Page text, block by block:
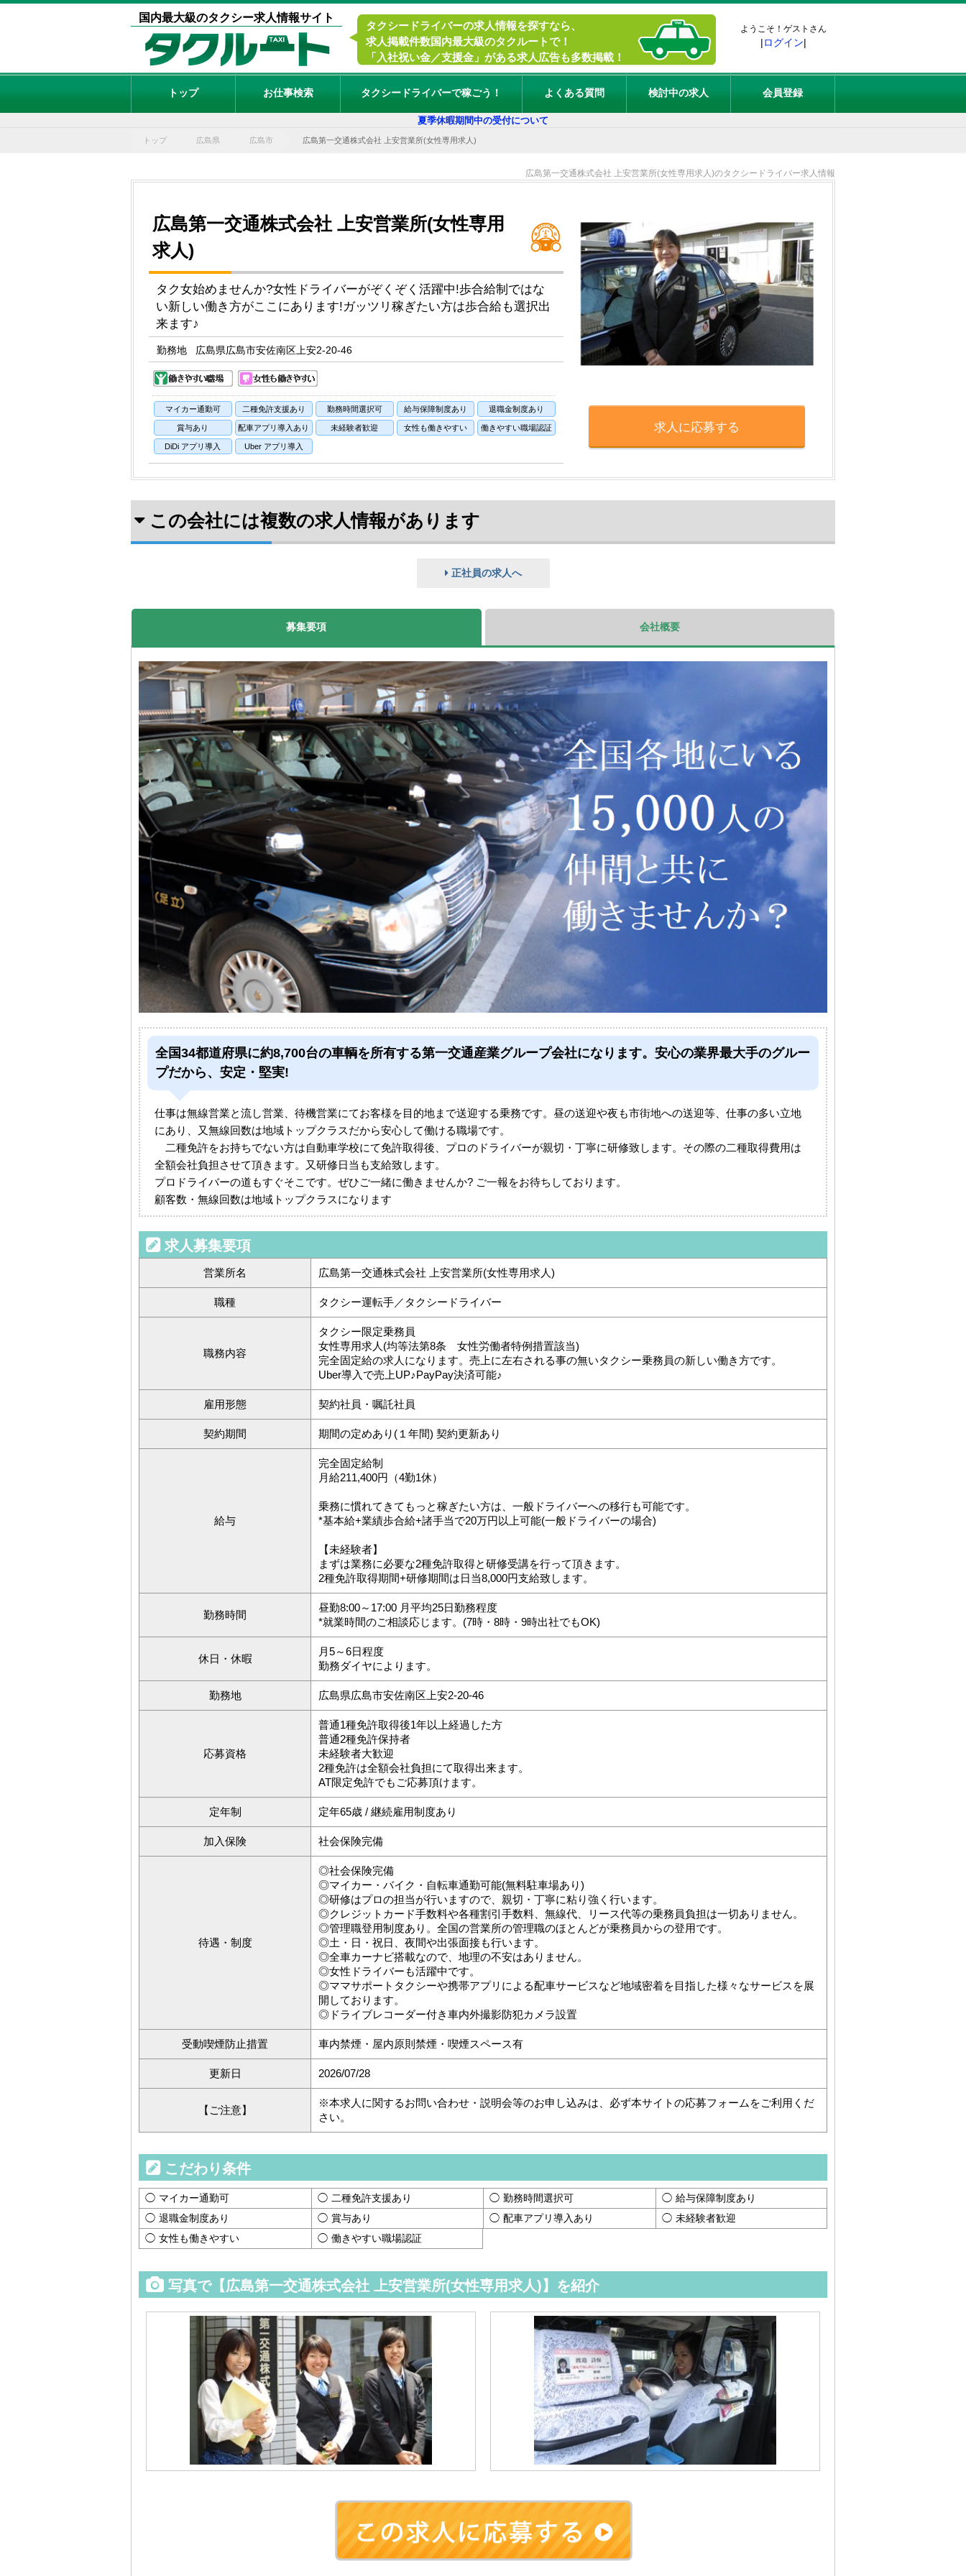
国内最大級のタクシー求人情報サイト
タクシードライバーの求人情報を探すなら、
求人掲載件数国内最大級のタクルートで！
「入社祝い金／支援金」がある求人広告も多数掲載！
ようこそ！ゲストさん
|ログイン|
トップ お仕事検索 タクシードライバーで稼ごう！ よくある質問 検討中の求人 会員登録
夏季休暇期間中の受付について
トップ 広島県 広島市 広島第一交通株式会社 上安営業所(女性専用求人)
広島第一交通株式会社 上安営業所(女性専用求人)のタクシードライバー求人情報
広島第一交通株式会社 上安営業所(女性専用
求人)
タク女始めませんか?女性ドライバーがぞくぞく活躍中!歩合給制ではな
い新しい働き方がここにあります!ガッツリ稼ぎたい方は歩合給も選択出
来ます♪
勤務地 広島県広島市安佐南区上安2-20-46
マイカー通勤可 二種免許支援あり 勤務時間選択可 給与保障制度あり 退職金制度あり
賞与あり 配車アプリ導入あり 未経験者歓迎 女性も働きやすい 働きやすい職場認証
DiDi アプリ導入 Uber アプリ導入
求人に応募する
この会社には複数の求人情報があります
正社員の求人へ
募集要項
全国34都道府県に約8,700台の車輌を所有する第一交通産業グループ会社になります。安心の業界最大手のグルー
プだから、安定・堅実!
仕事は無線営業と流し営業、待機営業にてお客様を目的地まで送迎する乗務です。昼の送迎や夜も市街地への送迎等、仕事の多い立地
にあり、又無線回数は地域トップクラスだから安心して働ける職場です。
二種免許をお持ちでない方は自動車学校にて免許取得後、プロのドライバーが親切・丁寧に研修致します。その際の二種取得費用は
全額会社負担させて頂きます。又研修日当も支給致します。
プロドライバーの道もすぐそこです。ぜひご一緒に働きませんか? ご一報をお待ちしております。
顧客数・無線回数は地域トップクラスになります
求人募集要項
営業所名 広島第一交通株式会社 上安営業所(女性専用求人)
職種 タクシー運転手／タクシードライバー
職務内容
タクシー限定乗務員
女性専用求人(均等法第8条 女性労働者特例措置該当)
完全固定給の求人になります。売上に左右される事の無いタクシー乗務員の新しい働き方です。
Uber導入で売上UP♪PayPay決済可能♪
雇用形態 契約社員・嘱託社員
契約期間 期間の定めあり(１年間) 契約更新あり
給与
完全固定給制
月給211,400円（4勤1休）
乗務に慣れてきてもっと稼ぎたい方は、一般ドライバーへの移行も可能です。
*基本給+業績歩合給+諸手当で20万円以上可能(一般ドライバーの場合)
【未経験者】
まずは業務に必要な2種免許取得と研修受講を行って頂きます。
2種免許取得期間+研修期間は日当8,000円支給致します。
勤務時間
昼勤8:00～17:00 月平均25日勤務程度
*就業時間のご相談応じます。(7時・8時・9時出社でもOK)
休日・休暇
月5～6日程度
勤務ダイヤによります。
勤務地 広島県広島市安佐南区上安2-20-46
応募資格
普通1種免許取得後1年以上経過した方
普通2種免許保持者
未経験者大歓迎
2種免許は全額会社負担にて取得出来ます。
AT限定免許でもご応募頂けます。
定年制 定年65歳 / 継続雇用制度あり
加入保険 社会保険完備
待遇・制度
◎社会保険完備
◎マイカー・バイク・自転車通勤可能(無料駐車場あり)
◎研修はプロの担当が行いますので、親切・丁寧に粘り強く行います。
◎クレジットカード手数料や各種割引手数料、無線代、リース代等の乗務員負担は一切ありません。
◎管理職登用制度あり。全国の営業所の管理職のほとんどが乗務員からの登用です。
◎土・日・祝日、夜間や出張面接も行います。
◎全車カーナビ搭載なので、地理の不安はありません。
◎女性ドライバーも活躍中です。
◎ママサポートタクシーや携帯アプリによる配車サービスなど地域密着を目指した様々なサービスを展
開しております。
◎ドライブレコーダー付き車内外撮影防犯カメラ設置
受動喫煙防止措置 車内禁煙・屋内原則禁煙・喫煙スペース有
更新日 2026/07/28
【ご注意】
※本求人に関するお問い合わせ・説明会等のお申し込みは、必ず本サイトの応募フォームをご利用くだ
さい。
こだわり条件
マイカー通勤可 二種免許支援あり 勤務時間選択可
給与保障制度あり
退職金制度あり
賞与あり 配車アプリ導入あり
未経験者歓迎
女性も働きやすい
働きやすい職場認証
写真で【広島第一交通株式会社 上安営業所(女性専用求人)】を紹介
会社概要